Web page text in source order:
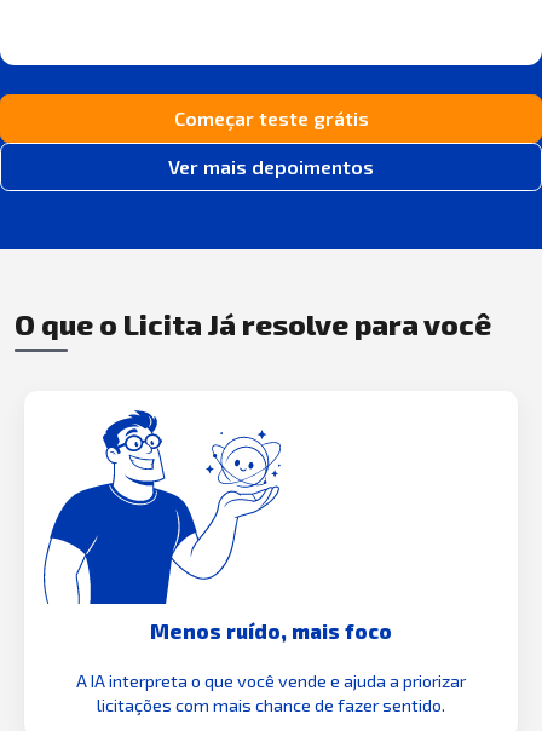
Começar teste grátis
Ver mais depoimentos
O que o Licita Já resolve para você
Menos ruído, mais foco
A IA interpreta o que você vende e ajuda a priorizar
licitações com mais chance de fazer sentido.